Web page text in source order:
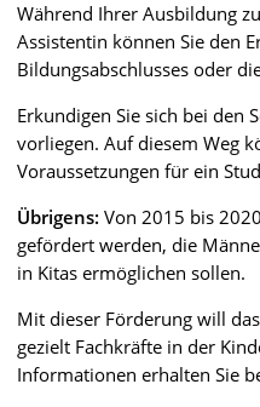
Während Ihrer Ausbildung
Assistentin können Sie den
Bildungsabschlusses oder
Erkundigen Sie sich bei den
vorliegen. Auf diesem Weg
Voraussetzungen für ein
Übrigens: Von 2015 bis
gefördert werden, die
in Kitas ermöglichen sollen.
Mit dieser Förderung will
gezielt Fachkräfte in der
Informationen erhalten Sie